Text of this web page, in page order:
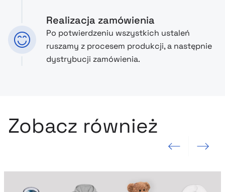
Realizacja zamówienia
Po potwierdzeniu wszystkich ustaleń
ruszamy z procesem produkcji, a następnie
dystrybucji zamówienia.
Zobacz również
Poprzedni slajd Następny